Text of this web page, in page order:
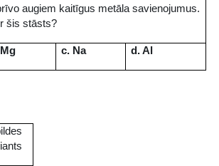
augiem kaitīgus metāla savienojumus.
šis stāsts?
c. Na d. Al